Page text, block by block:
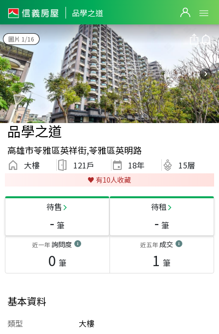
品學之道
圖片 1/16
品學之道
高雄市苓雅區英祥街,苓雅區英明路
大樓 121戶 18年 15層
♥️ 有10人收藏
待售
- 筆
待租
- 筆
近一年詢問度
0 筆
近五年成交
1 筆
基本資料
類型
大樓